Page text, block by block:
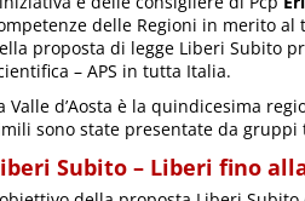
delle Regioni in merito
proposta di legge Liberi Subito
– APS in tutta Italia.
Valle d’Aosta è la quindicesima
sono state presentate da
Subito – Liberi fino